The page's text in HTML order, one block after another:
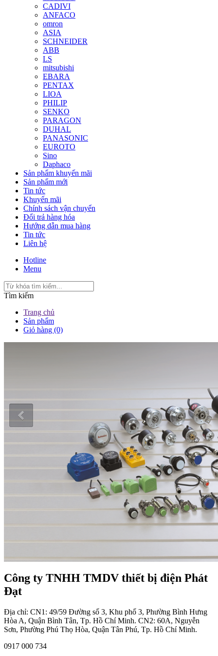
CADIVI
ANFACO
omron
ASIA
SCHNEIDER
ABB
LS
mitsubishi
EBARA
PENTAX
LIOA
PHILIP
SENKO
PARAGON
DUHAL
PANASONIC
EUROTO
Sino
Daphaco
Sản phẩm khuyến mãi
Sản phẩm mới
Tin tức
Khuyến mãi
Chính sách vận chuyển
Đổi trả hàng hóa
Hướng dẫn mua hàng
Tin tức
Liên hệ
Hotline
Menu
Tìm kiếm
Trang chủ
Sản phẩm
Giỏ hàng (0)
Công ty TNHH TMDV thiết bị điện Phát
Đạt
Địa chỉ: CN1: 49/59 Đường số 3, Khu phố 3, Phường Bình Hưng
Hòa A, Quận Bình Tân, Tp. Hồ Chí Minh. CN2: 60A, Nguyễn
Sơn, Phường Phú Thọ Hòa, Quận Tân Phú, Tp. Hồ Chí Minh.
0917 000 734